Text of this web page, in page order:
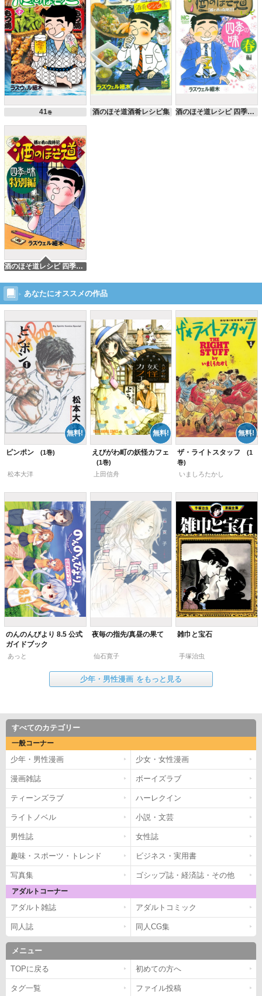
41巻 酒のほそ道酒肴レシピ集 酒のほそ道レシピ 四季の味春編
酒のほそ道レシピ 四季の味特別編
あなたにオススメの作品
ピンポン 1
松本大洋
えびがわ町の妖怪カフェ
1
上田信舟
ザ・ライトスタッフ 1
いましろたかし
のんのんびより 8.5 公式
ガイドブック
あっと
夜毎の指先/真昼の果て
仙石寛子
雑巾と宝石
手塚治虫
少年・男性漫画 をもっと見る
すべてのカテゴリー
一般コーナー
少年・男性漫画 少女・女性漫画
漫画雑誌 ボーイズラブ
ティーンズラブ ハーレクイン
ライトノベル 小説・文芸
男性誌 女性誌
趣味・スポーツ・トレンド ビジネス・実用書
写真集 ゴシップ誌・経済誌・その他
アダルトコーナー
アダルト雑誌 アダルトコミック
同人誌 同人CG集
メニュー
TOPに戻る 初めての方へ
タグ一覧 ファイル投稿